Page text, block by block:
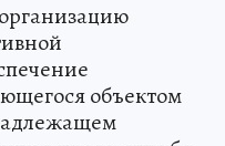
объектом